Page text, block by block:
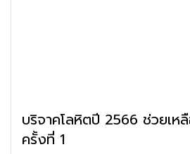
บริจาคโลหิตปี 2566 ช่วยเห
ครั้งที่ 1